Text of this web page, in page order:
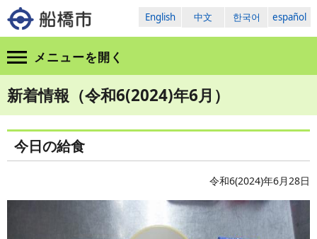
English 中文 한국어 español
メニューを開く
新着情報（令和6(2024)年6月）
今日の給食
令和6(2024)年6月28日